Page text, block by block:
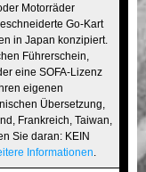
Osaka
Motorräder
Go-Kart
in Japan konzipiert.
Führerschein,
eine SOFA-Lizenz
eigenen
Übersetzung,
Frankreich, Taiwan,
Sie daran: KEIN
Informationen